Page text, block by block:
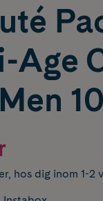
Age
, hos dig inom 1-2